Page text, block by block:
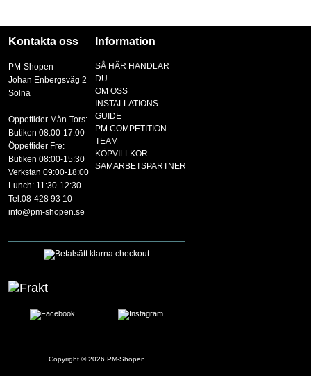
Kontakta oss
PM-Shopen
Johan Enbergsväg 2
Solna
Öppettider Mån-Tors:
Butiken 08:00-17:00
Öppettider Fre:
Butiken 08:00-15:30
Verkstan 09:00-18:00
Lunch: 11:30-12:30
Tel:08-428 93 10
info@pm-shopen.se
Information
SÅ HÄR HANDLAR
DU
OM OSS
INSTALLATIONS-
GUIDE
PM COMPETITION
TEAM
KÖPVILLKOR
SAMARBETSPARTNER
Copyright © 2026 PM-Shopen